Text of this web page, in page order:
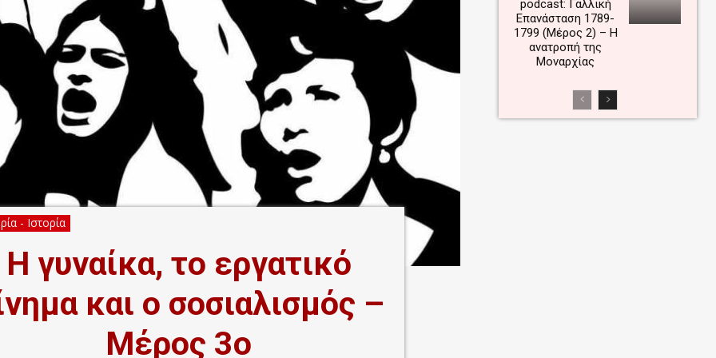
- Ιστορία
Η γυναίκα, το εργατικό
και ο σοσιαλισμός –
Μέρος 3ο
podcast: Γαλλική
Επανάσταση 1789-
1799 (Μέρος 2) – Η
ανατροπή της
Μοναρχίας